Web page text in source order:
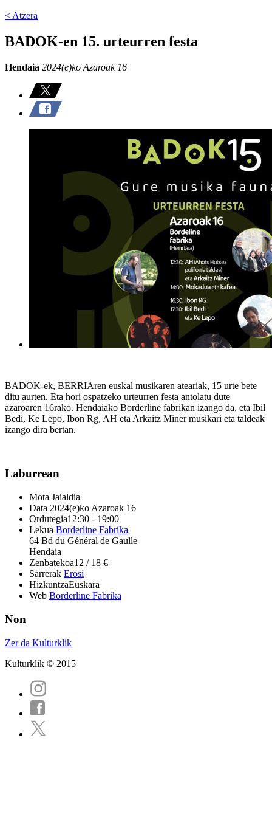
< Atzera
BADOK-en 15. urteurren festa
Hendaia 2024(e)ko Azaroak 16
BADOK-ek, BERRIAren euskal musikaren ateariak, 15 urte bete
ditu aurten. Eta hori ospatzeko urteurren festa antolatu dute
azaroaren 16rako. Hendaiako Borderline fabrikan izango da, eta Ibil
Bedi, Ke Lepo, Ibon Rg, AH eta Arkaitz Miner musikari eta taldeak
izango dira bertan.
Laburrean
Mota Jaialdia
Data 2024(e)ko Azaroak 16
Ordutegia12:30 - 19:00
Lekua Borderline Fabrika
64 Bd du Général de Gaulle
Hendaia
Zenbatekoa12 / 18 €
Sarrerak Erosi
HizkuntzaEuskara
Web Borderline Fabrika
Non
Zer da Kulturklik
Kulturklik © 2015